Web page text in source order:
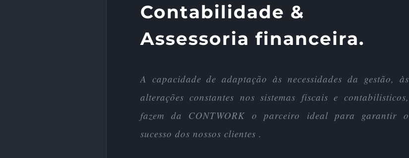
Contabilidade &
Assessoria financeira.
A capacidade de adaptação às necessidades da gestão, às
alterações constantes nos sistemas fiscais e contabilisticos,
fazem da CONTWORK o parceiro ideal para garantir o
sucesso dos nossos clientes .